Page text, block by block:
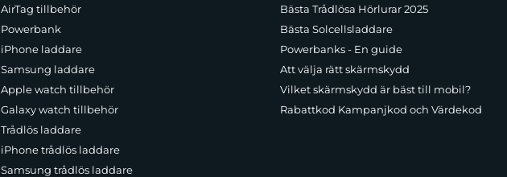
AirTag tillbehör
Powerbank
iPhone laddare
Samsung laddare
Apple watch tillbehör
Galaxy watch tillbehör
Trådlös laddare
iPhone trådlös laddare
Samsung trådlös laddare
Bästa Trådlösa Hörlurar 2025
Bästa Solcellsladdare
Powerbanks - En guide
Att välja rätt skärmskydd
Vilket skärmskydd är bäst till mobil?
Rabattkod Kampanjkod och Värdekod